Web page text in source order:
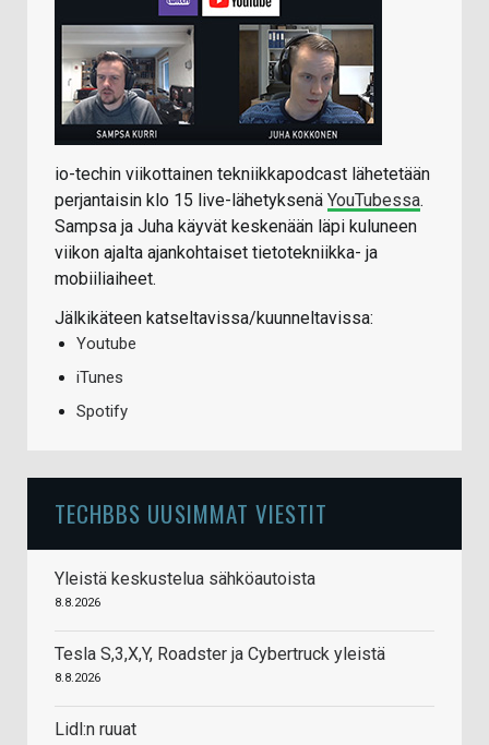
io-techin viikottainen tekniikkapodcast lähetetään
perjantaisin klo 15 live-lähetyksenä YouTubessa.
Sampsa ja Juha käyvät keskenään läpi kuluneen
viikon ajalta ajankohtaiset tietotekniikka- ja
mobiiliaiheet.
Jälkikäteen katseltavissa/kuunneltavissa:
Youtube
iTunes
Spotify
TECHBBS UUSIMMAT VIESTIT
Yleistä keskustelua sähköautoista
8.8.2026
Tesla S,3,X,Y, Roadster ja Cybertruck yleistä
8.8.2026
Lidl:n ruuat